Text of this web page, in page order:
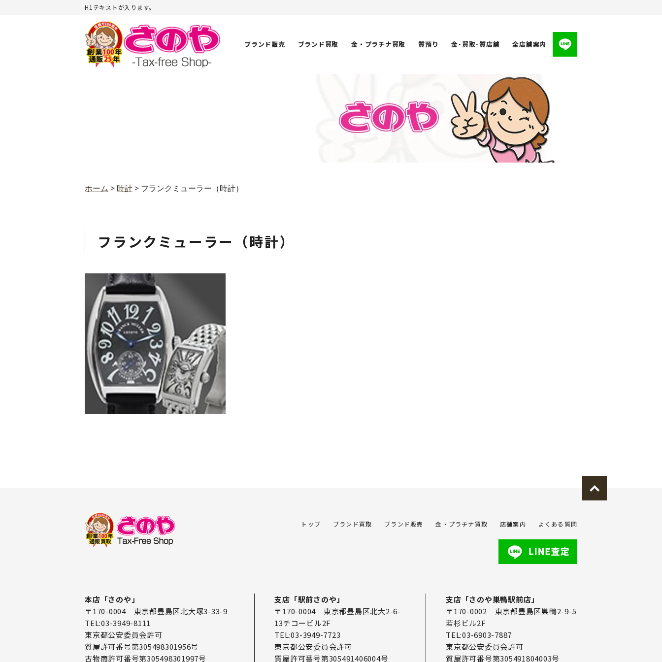
H1テキストが入ります。
ブランド販売 ブランド買取 金・プラチナ買取 質預り 金･買取･質店舗 全店舗案内
ホーム > 時計> フランクミューラー（時計）
フランクミューラー（時計）
トップ ブランド買取 ブランド販売 金・プラチナ買取 店舗案内 よくある質問
本店「さのや」
〒170-0004 東京都豊島区北大塚3-33-9
TEL:03-3949-8111
東京都公安委員会許可
質屋許可番号第305498301956号
古物商許可番号第305498301997号
支店「駅前さのや」
〒170-0004 東京都豊島区北大2-6-
13チコービル2F
TEL:03-3949-7723
東京都公安委員会許可
質屋許可番号第305491406004号
支店「さのや巣鴨駅前店」
〒170-0002 東京都豊島区巣鴨2-9-5
若杉ビル2F
TEL:03-6903-7887
東京都公安委員会許可
質屋許可番号第305491804003号